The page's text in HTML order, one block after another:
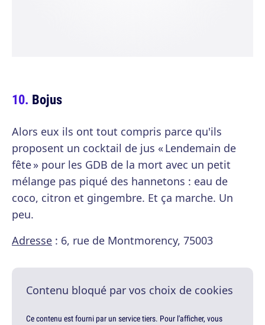
Bojus
Alors eux ils ont tout compris parce qu'ils
proposent un cocktail de jus « Lendemain de
fête » pour les GDB de la mort avec un petit
mélange pas piqué des hannetons : eau de
coco, citron et gingembre. Et ça marche. Un
peu.
Adresse : 6, rue de Montmorency, 75003
Contenu bloqué par vos choix de cookies
Ce contenu est fourni par un service tiers. Pour l'afficher, vous